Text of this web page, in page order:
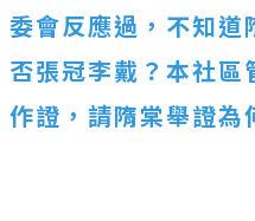
委會反應過，不知道
否張冠李戴？本社
作證，請隋棠舉證為